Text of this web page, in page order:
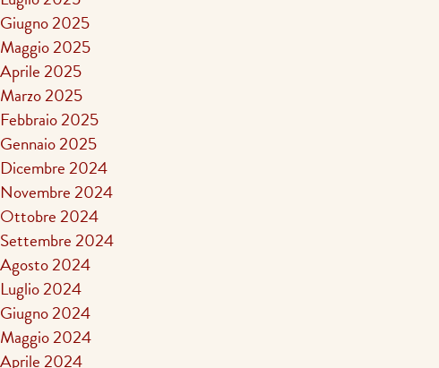
Giugno 2025
Maggio 2025
Aprile 2025
Marzo 2025
Febbraio 2025
Gennaio 2025
Dicembre 2024
Novembre 2024
Ottobre 2024
Settembre 2024
Agosto 2024
Luglio 2024
Giugno 2024
Maggio 2024
Aprile 2024